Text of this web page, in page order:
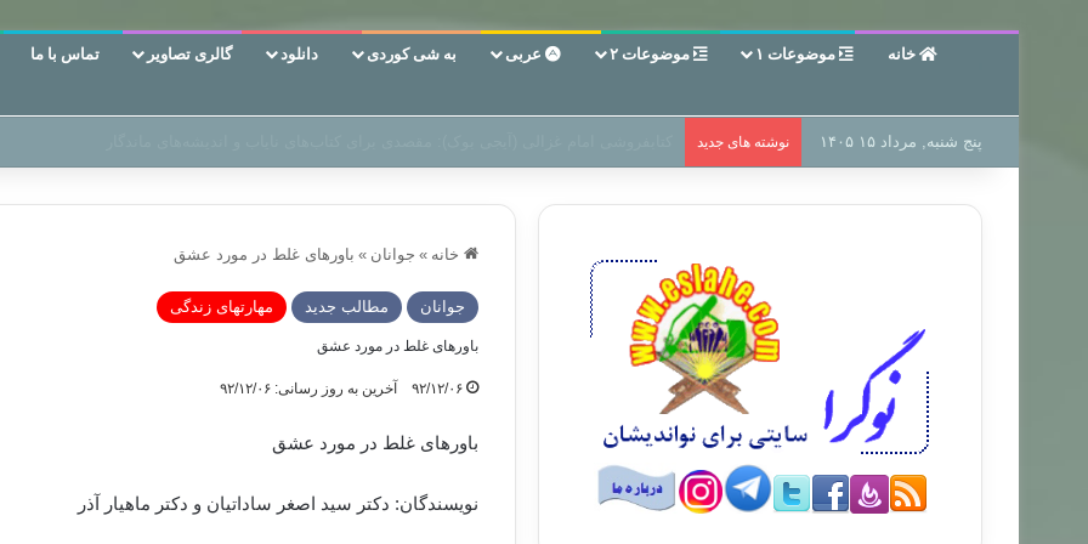
خانه موضوعات ۱ موضوعات ۲ عربی به شی کوردی دانلود گالری تصاویر تماس با ما
پنج شنبه, مرداد ۱۵ ۱۴۰۵ نوشته های جدید
خانه » جوانان » باورهای غلط در مورد عشق
جوانان مطالب جدید مهارتهای زندگی
باورهای غلط در مورد عشق
۹۲/۱۲/۰۶ آخرین به روز رسانی: ۹۲/۱۲/۰۶
باورهای غلط در مورد عشق
نویسندگان: دکتر سید اصغر ساداتیان و دکتر ماهیار آذر